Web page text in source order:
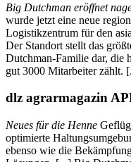
Big Dutchman eröffnet
wurde jetzt eine neue
Logistikzentrum für den
Der Standort stellt das
Dutchman-Familie dar, die
gut 3000 Mitarbeiter zählt.
dlz agrarmagazin
Neues für die Henne
optimierte
ebenso wie die